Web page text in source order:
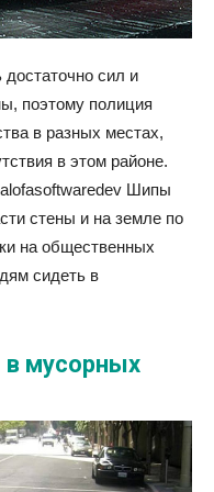
сил и
поэтому полиция
в разных местах,
в этом районе.
Шипы
стены и на земле по
на общественных
сидеть в
в мусорных